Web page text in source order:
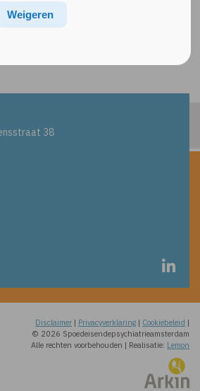
wij je na een eenmalig gesprek
38
Disclaimer | Privacyverklaring | Cookiebeleid |
© 2026 Spoedeisendepsychiatrieamsterdam
Alle rechten voorbehouden | Realisatie: Lemon
Weigeren